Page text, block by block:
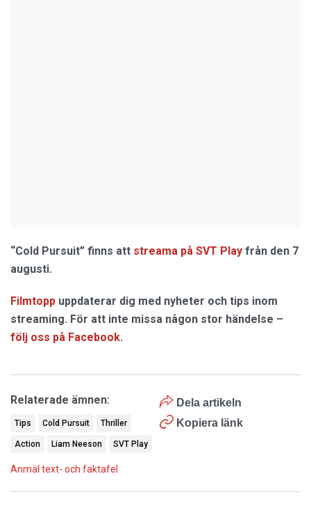
“Cold Pursuit” finns att streama på SVT Play från den 7
augusti.
Filmtopp uppdaterar dig med nyheter och tips inom
streaming. För att inte missa någon stor händelse –
följ oss på Facebook.
Dela artikeln
Kopiera länk
Relaterade ämnen:
Tips Cold Pursuit Thriller
Action Liam Neeson SVT Play
Anmäl text- och faktafel